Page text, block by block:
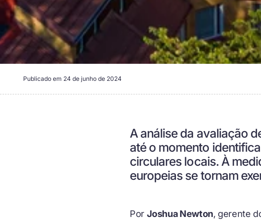
Publicado em 24 de junho de 2024
A análise da avaliação
até o momento
circulares locais. À
europeias se tornam
Por Joshua Newton, gerente